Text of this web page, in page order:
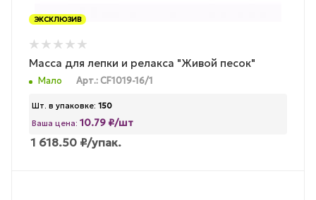
ЭКСКЛЮЗИВ
Масса для лепки и релакса "Живой песок"
Мало Арт.: CF1019-16/1
Шт. в упаковке: 150
Ваша цена: 10.79 ₽/шт
1 618.50 ₽/упак.